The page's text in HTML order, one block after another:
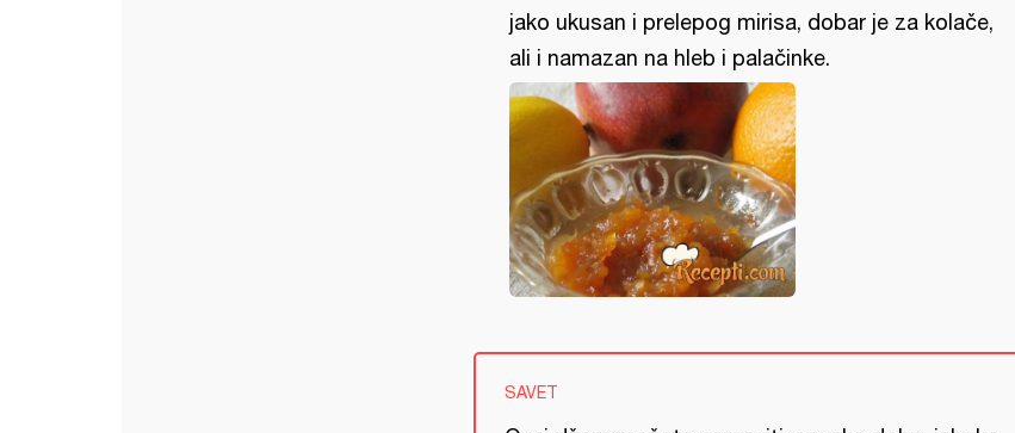
jako ukusan i prelepog mirisa, dobar je za kolače,
ali i namazan na hleb i palačinke.
SAVET